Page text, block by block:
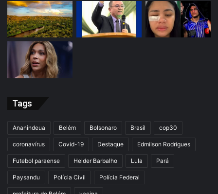
Tags
Ananindeua Belém Bolsonaro Brasil cop30
coronavírus Covid-19 Destaque Edmilson Rodrigues
Futebol paraense Helder Barbalho Lula Pará
Paysandu Polícia Civil Polícia Federal